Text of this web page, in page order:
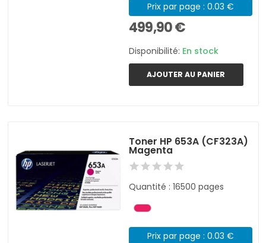
Prix par page : 0.03 €
499,90 €
Disponibilité: En stock
AJOUTER AU PANIER
Toner HP 653A (CF323A)
Magenta
Quantité : 16500 pages
Prix par page : 0.03 €